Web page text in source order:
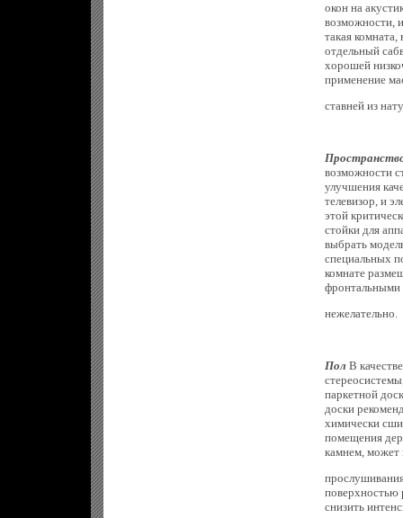
окон на
возможности,
такая
отдельный
хорошей
применение
ставней из
возможности
улучшения
телевизор, и
этой
стойки для
выбрать
специальных
комнате
фронтальными
нежелательно.
ПолВ
паркетной
доски
химически
помещения
камнем, может
поверхностью
снизить